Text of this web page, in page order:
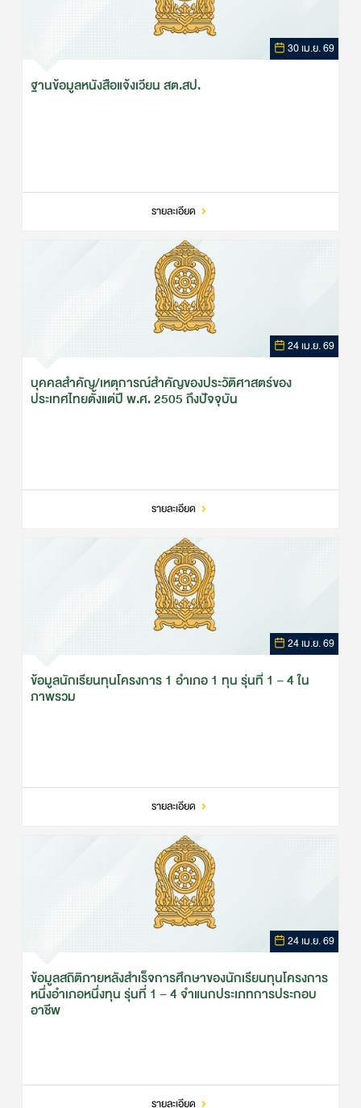
30 เม.ย. 69
ฐานข้อมูลหนังสือแจ้งเวียน สต.สป.
รายละเอียด
24 เม.ย. 69
บุคคลสำคัญ/เหตุการณ์สำคัญของประวัติศาสตร์ของ
ประเทศไทยตั้งแต่ปี พ.ศ. 2505 ถึงปัจจุบัน
รายละเอียด
24 เม.ย. 69
ข้อมูลนักเรียนทุนโครงการ 1 อำเภอ 1 ทุน รุ่นที่ 1 – 4 ใน
ภาพรวม
รายละเอียด
24 เม.ย. 69
ข้อมูลสถิติภายหลังสำเร็จการศึกษาของนักเรียนทุนโครงการ
หนึ่งอำเภอหนึ่งทุน รุ่นที่ 1 – 4 จำแนกประเภทการประกอบ
อาชีพ
รายละเอียด